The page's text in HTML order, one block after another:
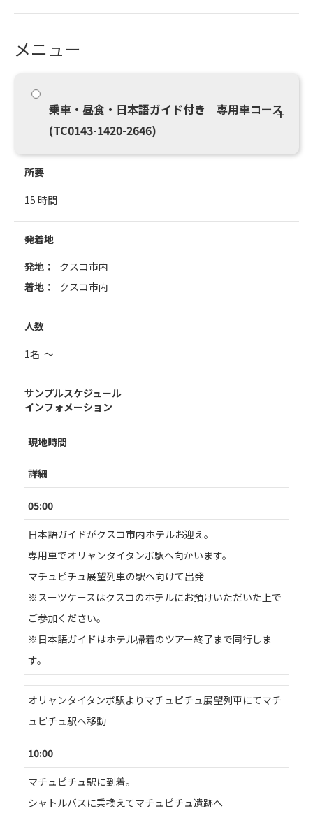
メニュー
乗車・昼食・日本語ガイド付き 専用車コース
(TC0143-1420-2646)
所要
15 時間
発着地
発地：
クスコ市内
着地：
クスコ市内
人数
1名 ～
サンプルスケジュール
インフォメーション
現地時間
詳細
05:00
日本語ガイドがクスコ市内ホテルお迎え。
専用車でオリャンタイタンボ駅へ向かいます。
マチュピチュ展望列車の駅へ向けて出発
※スーツケースはクスコのホテルにお預けいただいた上で
ご参加ください。
※日本語ガイドはホテル帰着のツアー終了まで同行しま
す。
オリャンタイタンボ駅よりマチュピチュ展望列車にてマチ
ュピチュ駅へ移動
10:00
マチュピチュ駅に到着。
シャトルバスに乗換えてマチュピチュ遺跡へ